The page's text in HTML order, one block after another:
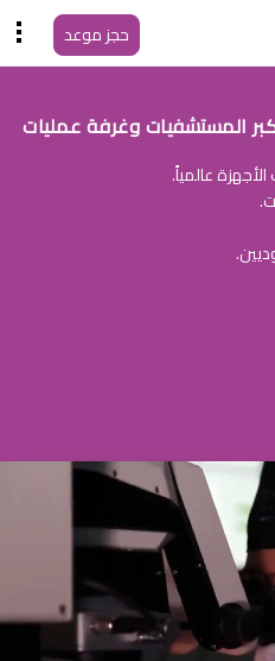
حجز موعد
المستشفيات وغرفة عمليات
عالمياً.